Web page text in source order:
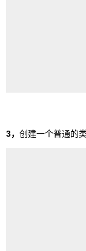
3， 创建一个普通的